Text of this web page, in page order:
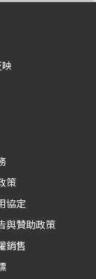
策
協定
與贊助政策
銷售